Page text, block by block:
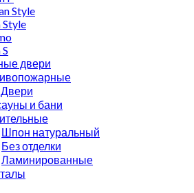
Style
Style
двери
и бани
Шпон натуральный
Без отделки
Ламинированные